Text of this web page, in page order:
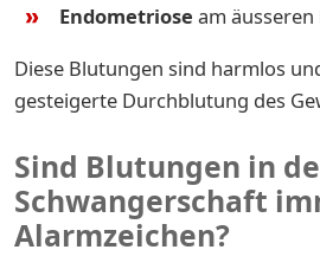
Endometriose am
Diese Blutungen sind harmlos
gesteigerte Durchblutung des
Sind Blutungen in
Schwangerschaft
Alarmzeichen?